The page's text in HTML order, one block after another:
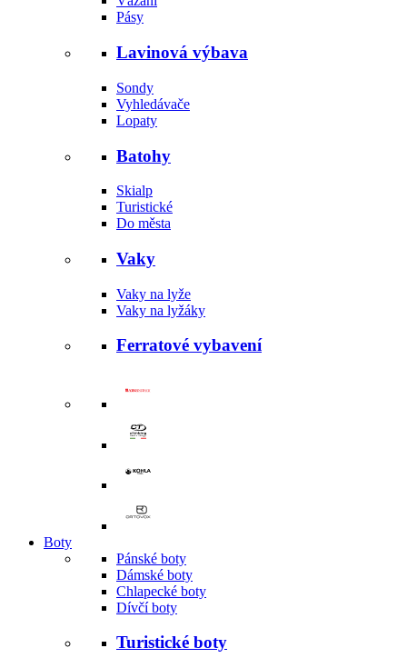
Pásy
Lavinová výbava
Sondy
Vyhledávače
Lopaty
Batohy
Skialp
Turistické
Do města
Vaky
Vaky na lyže
Vaky na lyžáky
Ferratové vybavení
Boty
Pánské boty
Dámské boty
Chlapecké boty
Dívčí boty
Turistické boty